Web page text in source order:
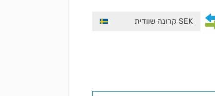
SEK קרונה שוודית